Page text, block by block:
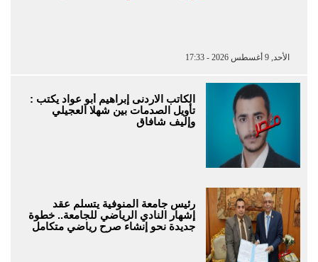
الأحد, 9 أغسطس 2026 - 17:33
الكاتب الاردنى إبراهيم أبو عواد يكتب :
تأويل الصدمات بين شهلا العجيلي
وإليف شافاق
رئيس جامعة المنوفية يتسلم عقد
إشهار النادي الرياضي للجامعة.. خطوة
جديدة نحو إنشاء صرح رياضي متكامل